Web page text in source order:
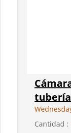
Cantidad :